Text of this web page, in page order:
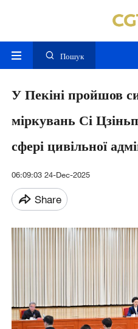
Пошук
У Пекіні пройшов
міркувань Сі
сфері цивільної
06:09:03 24-Dec-2025
Share